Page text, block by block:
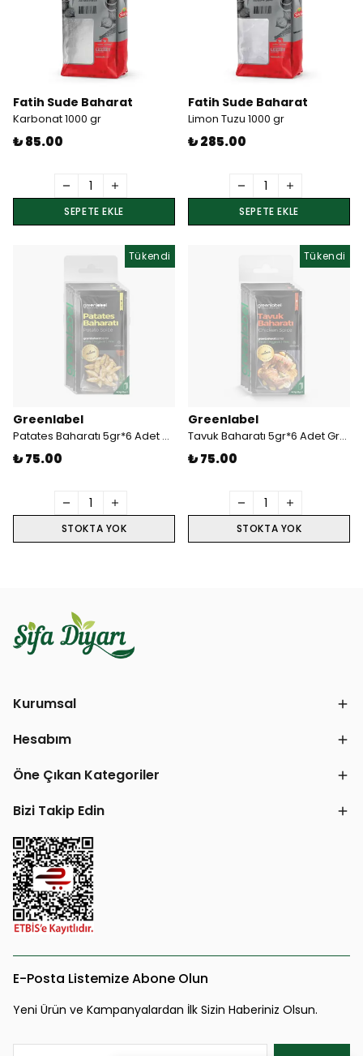
Fatih Sude Baharat
Karbonat 1000 gr
₺ 85.00
SEPETE EKLE
Fatih Sude Baharat
Limon Tuzu 1000 gr
₺ 285.00
SEPETE EKLE
Tükendi
Greenlabel
Patates Baharatı 5gr*6 Adet Greenlabel
₺ 75.00
STOKTA YOK
Tükendi
Greenlabel
Tavuk Baharatı 5gr*6 Adet Greenlabel
₺ 75.00
STOKTA YOK
Kurumsal
Hesabım
Öne Çıkan Kategoriler
Bizi Takip Edin
E-Posta Listemize Abone Olun
Yeni Ürün ve Kampanyalardan İlk Sizin Haberiniz Olsun.